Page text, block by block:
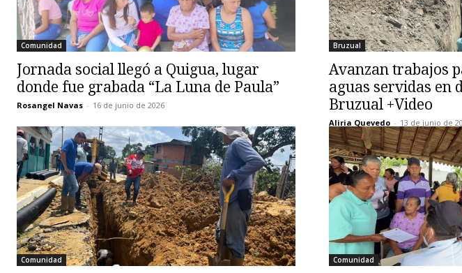
Comunidad
Jornada social llegó a Quigua, lugar
donde fue grabada “La Luna de Paula”
Rosangel Navas - 16 de junio de 2026
Bruzual
Avanzan trabajos
aguas servidas en
Bruzual +Video
Aliria Quevedo - 13 de junio de
Comunidad Comunidad